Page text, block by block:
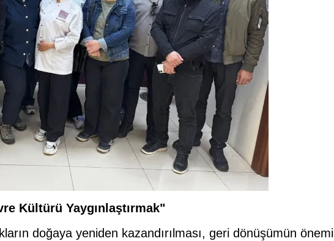
Kültürü Yaygınlaştırmak"
doğaya yeniden kazandırılması, geri dönüşümün önemi